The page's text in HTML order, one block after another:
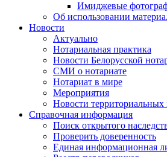
Имиджевые
Об использовании
Новости
Актуально
Нотариальная практика
Новости Белорусской
СМИ о нотариате
Нотариат в мире
Мероприятия
Новости территориальных
Справочная информация
Поиск открытого
Проверить доверенность
Единая информационная